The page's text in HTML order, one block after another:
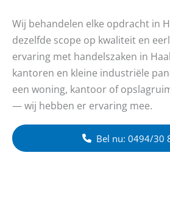
Wij behandelen elke opdracht in
dezelfde scope op kwaliteit en
ervaring met handelszaken in
kantoren en kleine industriële
een woning, kantoor of
— wij hebben er ervaring mee.
Bel nu: 0494/30